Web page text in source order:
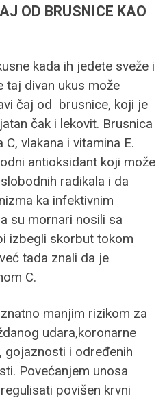
OD BRUSNICE KAO
kada ih jedete sveže i
taj divan ukus može
čaj od brusnice, koji je
čak i lekovit. Brusnica
vlakana i vitamina E.
antioksidant koji može
radikala i da
ka infektivnim
su mornari nosili sa
izbegli skorbut tokom
tada znali da je
C.
manjim rizikom za
udara,koronarne
gojaznosti i određenih
Povećanjem unosa
povišen krvni